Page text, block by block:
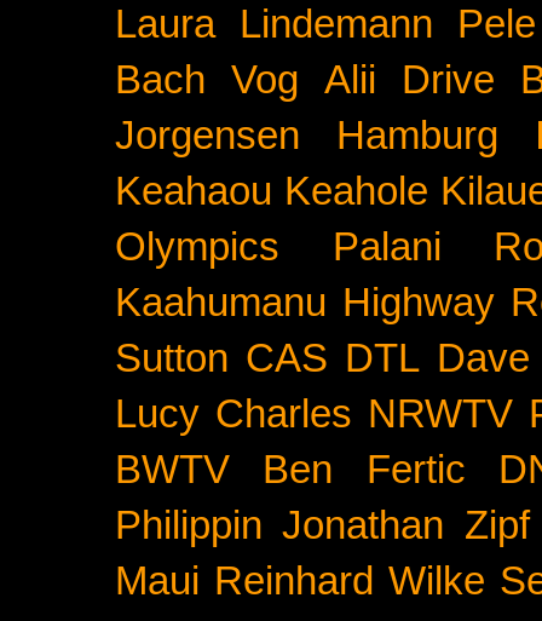
Laura Lindemann
Pele
Bach Vog Alii Drive
Jorgensen
Hamburg
Keahaou Keahole
Olympics
Palani
Kaahumanu Highway
Sutton CAS DTL
Lucy Charles NRWTV
BWTV
Ben Fertic
Philippin Jonathan Zipf
Maui Reinhard Wilke